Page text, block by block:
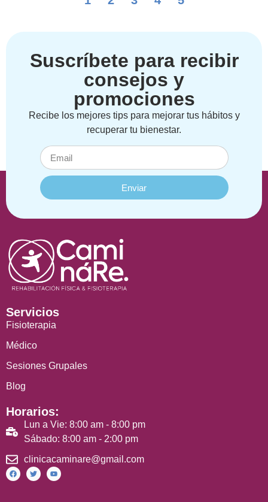
Suscríbete para recibir
consejos y
promociones
Recibe los mejores tips para mejorar tus hábitos y
recuperar tu bienestar.
Enviar
Servicios
Fisioterapia
Médico
Sesiones Grupales
Blog
Horarios:
Lun a Vie: 8:00 am - 8:00 pm
Sábado: 8:00 am - 2:00 pm
clinicacaminare@gmail.com